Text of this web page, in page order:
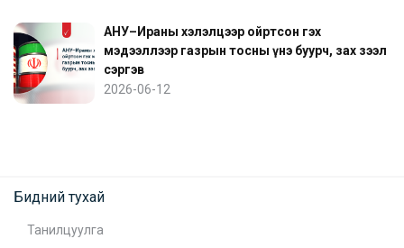
АНУ–Ираны хэлэлцээр ойртсон гэх
мэдээллээр газрын тосны үнэ буурч, зах зээл
сэргэв
2026-06-12
Бидний тухай
Танилцуулга